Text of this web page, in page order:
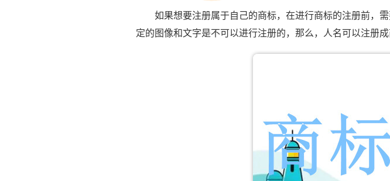
如果想要注册属于自己的商标，在进行商标的注册前，需
定的图像和文字是不可以进行注册的，那么，人名可以注册